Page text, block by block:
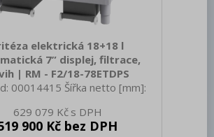
elektrická 18+18 l
7” displej, filtrace,
| RM - F2/18-78ETDPS
00014415 Šířka netto [mm]:
900 Hmotnost netto [kg]:
Šířka brutto [mm]: 830 Hloubka
629 079 Kč
900 Kč bez DPH